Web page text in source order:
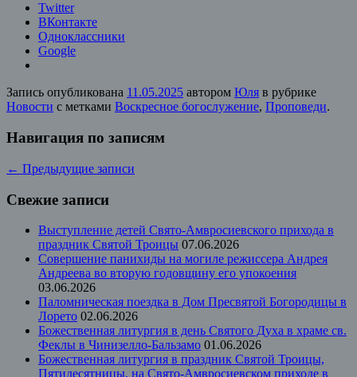
Twitter
ВКонтакте
Одноклассники
Google
Запись опубликована 11.05.2025 автором Юля в рубрике
Новости с метками Воскресное богослужение, Проповеди.
Навигация по записям
← Предыдущие записи
Свежие записи
Выступление детей Свято-Амвросиевского прихода в
праздник Святой Троицы 07.06.2026
Совершение панихиды на могиле режиссера Андрея
Андреева во вторую годовщину его упокоения
03.06.2026
Паломническая поездка в Дом Пресвятой Богородицы в
Лорето 02.06.2026
Божественная литургия в день Святого Духа в храме св.
Феклы в Чинизелло-Бальзамо 01.06.2026
Божественная литургия в праздник Святой Троицы,
Пятидесятницы, на Свято-Амвросиевском приходе в